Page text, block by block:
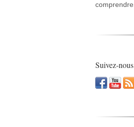
comprendre.
Suivez-nous